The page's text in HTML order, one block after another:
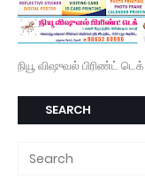
நியூ விஷுவல் பிரிண்ட் டெக்
SEARCH